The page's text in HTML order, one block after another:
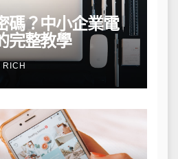
碼？中小企業電
完整教學
RICH